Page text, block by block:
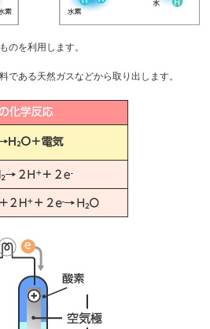
のを利用します。
である天然ガスなどから取り出します。